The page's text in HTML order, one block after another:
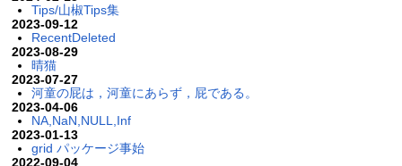
Tips/山椒Tips集
2023-09-12
RecentDeleted
2023-08-29
晴猫
2023-07-27
河童の屁は，河童にあらず，屁である。
2023-04-06
NA,NaN,NULL,Inf
2023-01-13
grid パッケージ事始
2022-09-04